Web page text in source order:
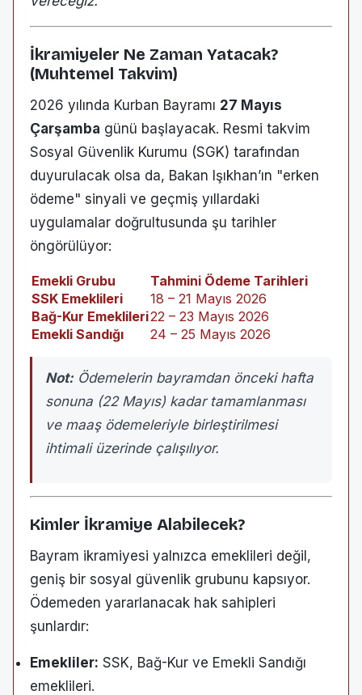
İkramiyeler Ne Zaman Yatacak?
(Muhtemel Takvim)
2026 yılında Kurban Bayramı 27 Mayıs
Çarşamba günü başlayacak. Resmi takvim
Sosyal Güvenlik Kurumu (SGK) tarafından
duyurulacak olsa da, Bakan Işıkhan’ın "erken
ödeme" sinyali ve geçmiş yıllardaki
uygulamalar doğrultusunda şu tarihler
öngörülüyor:
Emekli Grubu
Tahmini Ödeme Tarihleri
SSK Emeklileri
18 – 21 Mayıs 2026
Bağ-Kur Emeklileri22 – 23 Mayıs 2026
Emekli Sandığı
24 – 25 Mayıs 2026
Not: Ödemelerin bayramdan önceki hafta
sonuna (22 Mayıs) kadar tamamlanması
ve maaş ödemeleriyle birleştirilmesi
ihtimali üzerinde çalışılıyor.
Kimler İkramiye Alabilecek?
Bayram ikramiyesi yalnızca emeklileri değil,
geniş bir sosyal güvenlik grubunu kapsıyor.
Ödemeden yararlanacak hak sahipleri
şunlardır:
Emekliler: SSK, Bağ-Kur ve Emekli Sandığı
emeklileri.